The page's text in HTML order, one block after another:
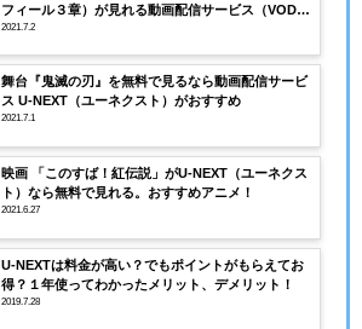
フィール３章）が見れる動画配信サービス（VOD）
は？
2021.7.2
舞台『鬼滅の刃』を無料で見るなら動画配信サービ
ス U-NEXT（ユーネクスト）がおすすめ
2021.7.1
映画 「このすば！紅伝説」がU-NEXT（ユーネクス
ト）なら無料で見れる。おすすめアニメ！
2021.6.27
U-NEXTは料金が高い？でもポイントがもらえてお
得？１年使ってわかったメリット、デメリット！
2019.7.28